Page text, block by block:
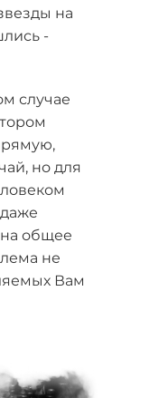
на
-
случае
но для
общее
не
Вам